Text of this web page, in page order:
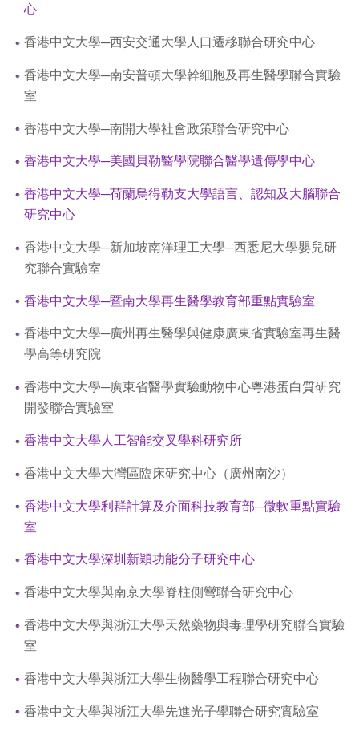
心
香港中文大學─西安交通大學人口遷移聯合研究中心
香港中文大學─南安普頓大學幹細胞及再生醫學聯合實驗
室
香港中文大學─南開大學社會政策聯合研究中心
香港中文大學─美國貝勒醫學院聯合醫學遺傳學中心
香港中文大學─荷蘭烏得勒支大學語言、認知及大腦聯合
研究中心
香港中文大學─新加坡南洋理工大學─西悉尼大學嬰兒研
究聯合實驗室
香港中文大學─暨南大學再生醫學教育部重點實驗室
香港中文大學─廣州再生醫學與健康廣東省實驗室再生醫
學高等研究院
香港中文大學─廣東省醫學實驗動物中心粵港蛋白質研究
開發聯合實驗室
香港中文大學人工智能交叉學科研究所
香港中文大學大灣區臨床研究中心（廣州南沙）
香港中文大學利群計算及介面科技教育部─微軟重點實驗
室
香港中文大學深圳新穎功能分子研究中心
香港中文大學與南京大學脊柱側彎聯合研究中心
香港中文大學與浙江大學天然藥物與毒理學研究聯合實驗
室
香港中文大學與浙江大學生物醫學工程聯合研究中心
香港中文大學與浙江大學先進光子學聯合研究實驗室